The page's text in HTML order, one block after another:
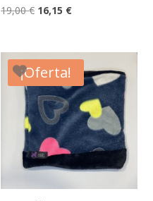
19,00€ El
era:
19,00 €.
16,15 €El
es:
16,15 €.
¡Oferta!